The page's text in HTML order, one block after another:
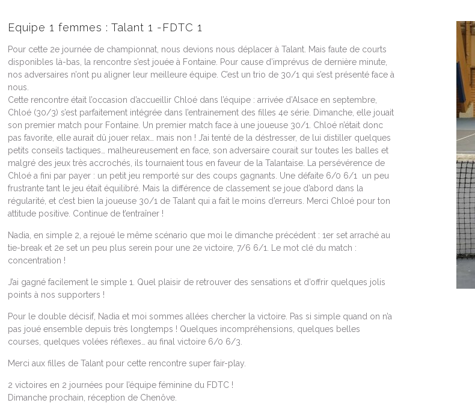
Equipe 1 femmes : Talant 1 -FDTC 1
Pour cette 2e journée de championnat, nous devions nous déplacer à Talant. Mais faute de courts
disponibles là-bas, la rencontre s’est jouée à Fontaine. Pour cause d’imprévus de dernière minute,
nos adversaires n’ont pu aligner leur meilleure équipe. C’est un trio de 30/1 qui s’est présenté face à
nous.
Cette rencontre était l’occasion d’accueillir Chloé dans l’équipe : arrivée d’Alsace en septembre,
Chloé (30/3) s’est parfaitement intégrée dans l’entrainement des filles 4e série. Dimanche, elle jouait
son premier match pour Fontaine. Un premier match face à une joueuse 30/1. Chloé n’était donc
pas favorite, elle aurait dû jouer relax… mais non ! J’ai tenté de la déstresser, de lui distiller quelques
petits conseils tactiques… malheureusement en face, son adversaire courait sur toutes les balles et
malgré des jeux très accrochés, ils tournaient tous en faveur de la Talantaise. La persévérence de
Chloé a fini par payer : un petit jeu remporté sur des coups gagnants. Une défaite 6/0 6/1 un peu
frustrante tant le jeu était équilibré. Mais la différence de classement se joue d’abord dans la
régularité, et c’est bien la joueuse 30/1 de Talant qui a fait le moins d’erreurs. Merci Chloé pour ton
attitude positive. Continue de t’entraîner !
Nadia, en simple 2, a rejoué le même scénario que moi le dimanche précédent : 1er set arraché au
tie-break et 2e set un peu plus serein pour une 2e victoire, 7/6 6/1. Le mot clé du match :
concentration !
J’ai gagné facilement le simple 1. Quel plaisir de retrouver des sensations et d’offrir quelques jolis
points à nos supporters !
Pour le double décisif, Nadia et moi sommes allées chercher la victoire. Pas si simple quand on n’a
pas joué ensemble depuis très longtemps ! Quelques incompréhensions, quelques belles
courses, quelques volées réflexes… au final victoire 6/0 6/3.
Merci aux filles de Talant pour cette rencontre super fair-play.
2 victoires en 2 journées pour l’équipe féminine du FDTC !
Dimanche prochain, réception de Chenôve.